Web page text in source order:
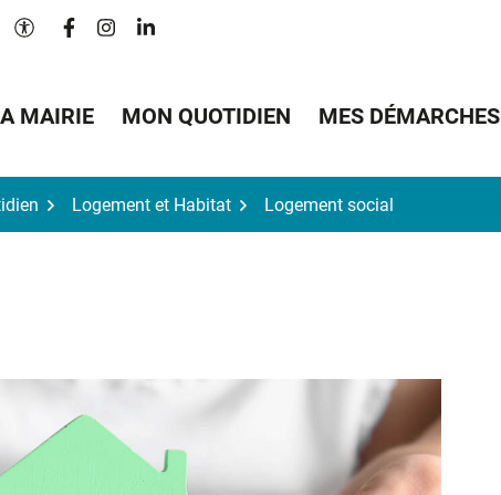
Paramètres d'accessibilité
Lien vers le compte Facebook
Lien vers le compte Instagram
Lien vers le compte Linkedin
MAIRIE MON QUOTIDIEN MES DÉMARCHES
Logement et Habitat Logement social